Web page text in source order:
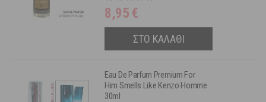
8,95 €
ΣΤΟ ΚΑΛΑΘΙ
Eau De Parfum Premium For
Him Smells Like Kenzo Homme
30ml